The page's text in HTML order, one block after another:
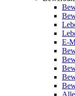
E-